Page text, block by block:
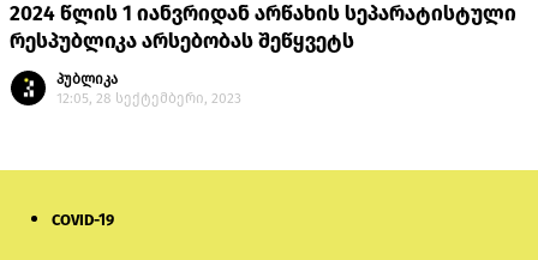
2024 წლის 1 იანვრიდან არწახის სეპარატისტული
რესპუბლიკა არსებობას შეწყვეტს
პუბლიკა
12:05, 28 სექტემბერი, 2023
COVID-19